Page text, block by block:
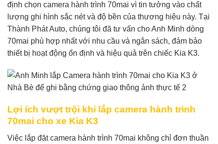
định chọn camera hành trình 70mai vì tin tưởng vào chất
lượng ghi hình sắc nét và độ bền của thương hiệu này. Tại
Thành Phát Auto, chúng tôi đã tư vấn cho Anh Minh dòng
70mai phù hợp nhất với nhu cầu và ngân sách, đảm bảo
thiết bị hoạt động ổn định và hiệu quả trên chiếc Kia K3.
Lợi ích vượt trội khi lắp camera hành trình
70mai cho xe Kia K3
Việc lắp đặt camera hành trình 70mai không chỉ đơn thuần